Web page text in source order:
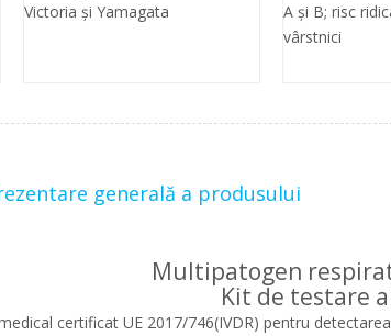
Victoria și Yamagata
A și B; risc
vârstnici
generală a produsului
Multipatogen
Kit de testare
certificat UE 2017/746(IVDR) pentru